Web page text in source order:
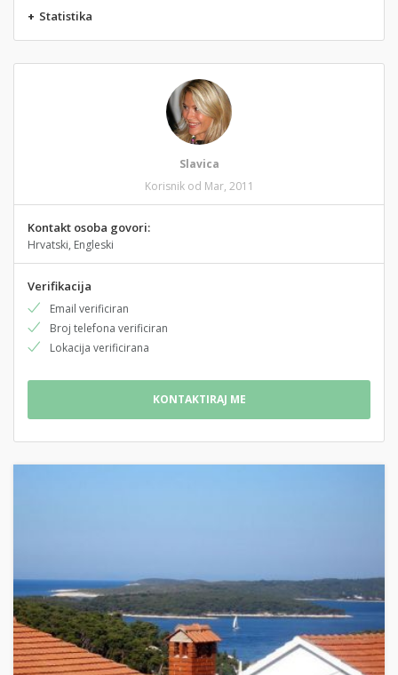
+ Statistika
Slavica
Korisnik od Mar, 2011
Kontakt osoba govori:
Hrvatski, Engleski
Verifikacija
Email verificiran
Broj telefona verificiran
Lokacija verificirana
KONTAKTIRAJ ME